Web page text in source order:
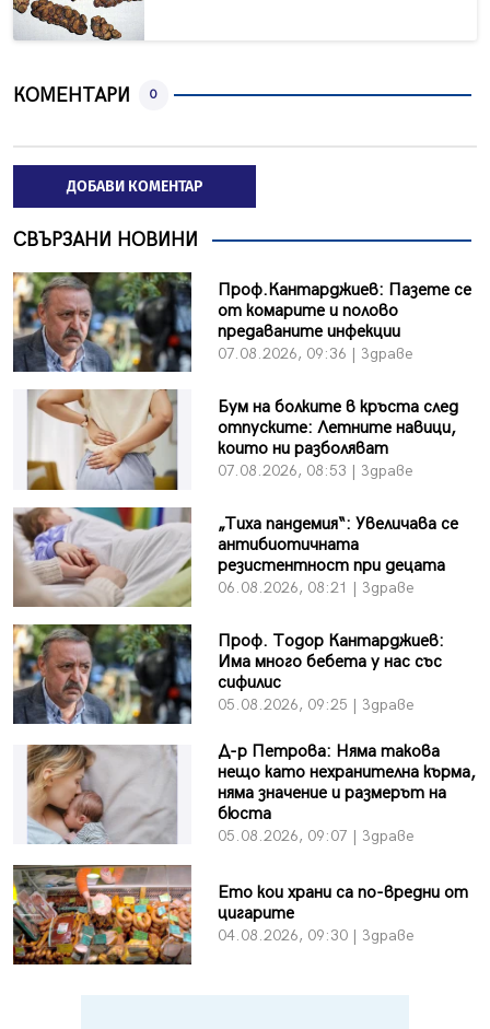
КОМЕНТАРИ 0
ДОБАВИ КОМЕНТАР
СВЪРЗАНИ НОВИНИ
Проф.Кантарджиев: Пазете се
от комарите и полово
предаваните инфекции
07.08.2026, 09:36 | Здраве
Бум на болките в кръста след
отпуските: Летните навици,
които ни разболяват
07.08.2026, 08:53 | Здраве
„Тиха пандемия“: Увеличава се
антибиотичната
резистентност при децата
06.08.2026, 08:21 | Здраве
Проф. Тодор Кантарджиев:
Има много бебета у нас със
сифилис
05.08.2026, 09:25 | Здраве
Д-р Петрова: Няма такова
нещо като нехранителна кърма,
няма значение и размерът на
бюста
05.08.2026, 09:07 | Здраве
Ето кои храни са по-вредни от
цигарите
04.08.2026, 09:30 | Здраве